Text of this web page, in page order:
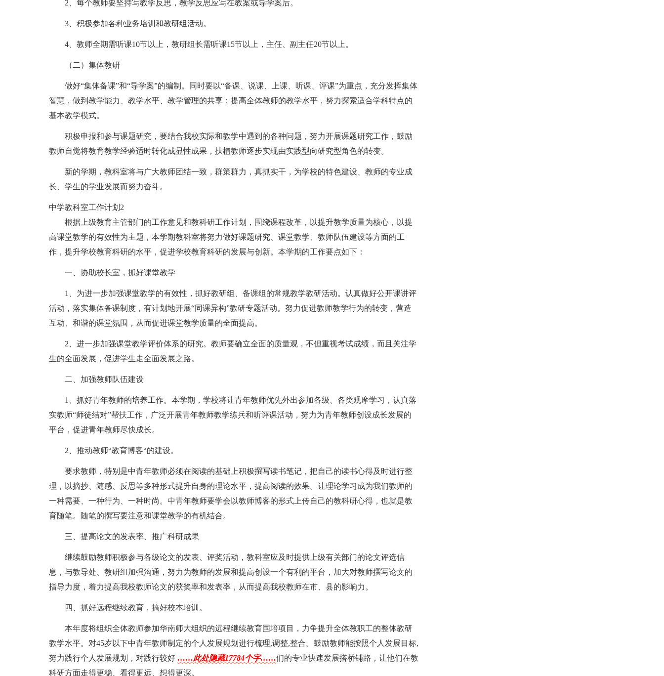
2、每个教师要坚持写教学反思，教学反思应写在教案或导学案后。
3、积极参加各种业务培训和教研组活动。
4、教师全期需听课10节以上，教研组长需听课15节以上，主任、副主任20节以上。
（二）集体教研
做好“集体备课”和“导学案”的编制。同时要以“备课、说课、上课、听课、评课”为重点，充分发挥集体
智慧，做到教学能力、教学水平、教学管理的共享；提高全体教师的教学水平，努力探索适合学科特点的
基本教学模式。
积极申报和参与课题研究，要结合我校实际和教学中遇到的各种问题，努力开展课题研究工作，鼓励
教师自觉将教育教学经验适时转化成显性成果，扶植教师逐步实现由实践型向研究型角色的转变。
新的学期，教科室将与广大教师团结一致，群策群力，真抓实干，为学校的特色建设、教师的专业成
长、学生的学业发展而努力奋斗。
中学教科室工作计划2
根据上级教育主管部门的工作意见和教科研工作计划，围绕课程改革，以提升教学质量为核心，以提
高课堂教学的有效性为主题，本学期教科室将努力做好课题研究、课堂教学、教师队伍建设等方面的工
作，提升学校教育科研的水平，促进学校教育科研的发展与创新。本学期的工作要点如下：
一、协助校长室，抓好课堂教学
1、为进一步加强课堂教学的有效性，抓好教研组、备课组的常规教学教研活动。认真做好公开课讲评
活动，落实集体备课制度，有计划地开展“同课异构”教研专题活动。努力促进教师教学行为的转变，营造
互动、和谐的课堂氛围，从而促进课堂教学质量的全面提高。
2、进一步加强课堂教学评价体系的研究。教师要确立全面的质量观，不但重视考试成绩，而且关注学
生的全面发展，促进学生走全面发展之路。
二、加强教师队伍建设
1、抓好青年教师的培养工作。本学期，学校将让青年教师优先外出参加各级、各类观摩学习，认真落
实教师“师徒结对”帮扶工作，广泛开展青年教师教学练兵和听评课活动，努力为青年教师创设成长发展的
平台，促进青年教师尽快成长。
2、推动教师“教育博客“的建设。
要求教师，特别是中青年教师必须在阅读的基础上积极撰写读书笔记，把自己的读书心得及时进行整
理，以摘抄、随感、反思等多种形式提升自身的理论水平，提高阅读的效果。让理论学习成为我们教师的
一种需要、一种行为、一种时尚。中青年教师要学会以教师博客的形式上传自己的教科研心得，也就是教
育随笔。随笔的撰写要注意和课堂教学的有机结合。
三、提高论文的发表率、推广科研成果
继续鼓励教师积极参与各级论文的发表、评奖活动，教科室应及时提供上级有关部门的论文评选信
息，与教导处、教研组加强沟通，努力为教师的发展和提高创设一个有利的平台，加大对教师撰写论文的
指导力度，着力提高我校教师论文的获奖率和发表率，从而提高我校教师在市、县的影响力。
四、抓好远程继续教育，搞好校本培训。
本年度将组织全体教师参加华南师大组织的远程继续教育国培项目，力争提升全体教职工的整体教研
教学水平。对45岁以下中青年教师制定的个人发展规划进行梳理,调整,整合。鼓励教师能按照个人发展目标,
努力践行个人发展规划，对践行较好 ……此处隐藏17784个字……们的专业快速发展搭桥铺路，让他们在教
科研方面走得更稳、看得更远、想得更深。